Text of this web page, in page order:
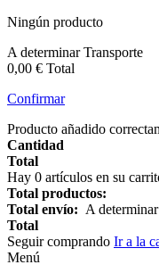
Ningún producto
A determinarTransporte
0,00 € Total
Confirmar
Producto añadido
Cantidad
Total
Hay 0 artículos en su
Total productos:
Total envío: A determinar
Total
Seguir comprando Ir a la
Menú